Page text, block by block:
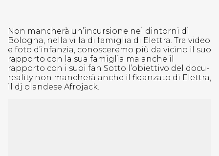
Non mancherà un’incursione nei dintorni di
Bologna, nella villa di famiglia di Elettra. Tra video
e foto d’infanzia, conosceremo più da vicino il suo
rapporto con la sua famiglia ma anche il
rapporto con i suoi fan Sotto l’obiettivo del docu-
reality non mancherà anche il fidanzato di Elettra,
il dj olandese Afrojack.